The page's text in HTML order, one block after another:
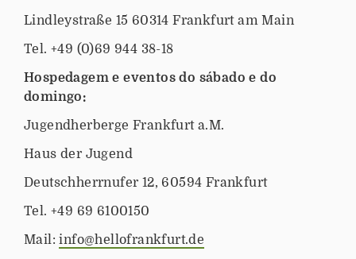
d
e
p
r
a
v
r
a
Lindleystraße 15 60314 Frankfurt am Main
Tel. +49 (0)69 944 38-18
Hospedagem e eventos do sábado e do
domingo:
Jugendherberge Frankfurt a.M.
Haus der Jugend
Deutschherrnufer 12, 60594 Frankfurt
Tel. +49 69 6100150
Mail:info@hellofrankfurt.de